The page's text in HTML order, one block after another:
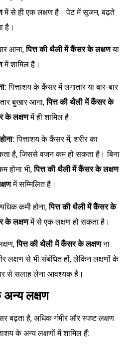
में से ही एक लक्षण है। पेट में सूजन, बढ़ते
है।
आना,पित्त की थैली में कैंसर के लक्षणया
में शामिल है।
पित्ताशय के कैंसर में लगातार या बार-बार
बुखार आना,पित्त की थैली में कैंसर के
के लक्षणमें ही शामिल है।
पित्ताशय के कैंसर में, शरीर का
है, जिससे वजन कम हो सकता है। बिना
होना भी,पित्त की थैली में कैंसर के लक्षण
में सम्मिलित है।
कमी होना,पित्त की थैली में कैंसर के
के लक्षणमें से एक लक्षण हो सकता है।
पित्त की थैली में कैंसर के लक्षणना
लक्षण से भी संबंधित हों, लेकिन लक्षणों के
से सलाह लेना आवश्यक है।
अन्य लक्षण
बढ़ता है, अधिक गंभीर और स्पष्ट लक्षण
के अन्य लक्षणों में शामिल हैं: